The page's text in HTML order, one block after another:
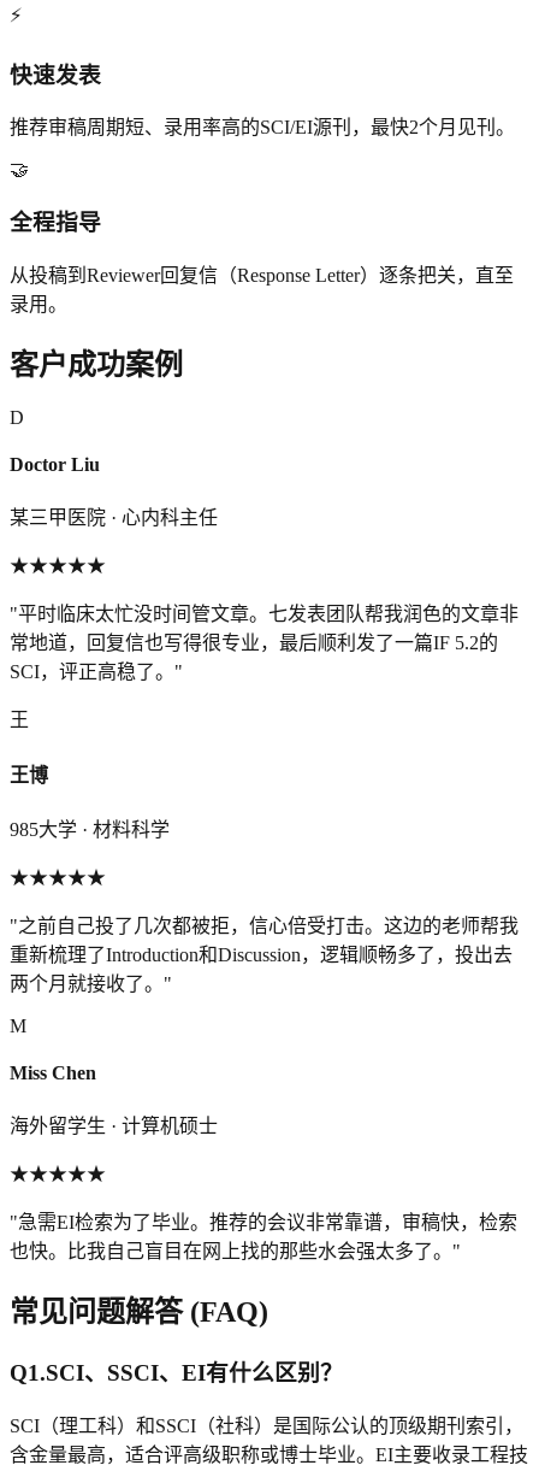
⚡
快速发表
推荐审稿周期短、录用率高的SCI/EI源刊，最快2个月见刊。
🤝
全程指导
从投稿到Reviewer回复信（Response Letter）逐条把关，直至
录用。
客户成功案例
D
Doctor Liu
某三甲医院 · 心内科主任
★★★★★
"平时临床太忙没时间管文章。七发表团队帮我润色的文章非
常地道，回复信也写得很专业，最后顺利发了一篇IF 5.2的
SCI，评正高稳了。 "
王
王博
985大学 · 材料科学
★★★★★
"之前自己投了几次都被拒，信心倍受打击。这边的老师帮我
重新梳理了Introduction和Discussion，逻辑顺畅多了，投出去
两个月就接收了。 "
M
Miss Chen
海外留学生 · 计算机硕士
★★★★★
"急需EI检索为了毕业。推荐的会议非常靠谱，审稿快，检索
也快。比我自己盲目在网上找的那些水会强太多了。 "
常见问题解答 (FAQ)
Q1.SCI、SSCI、EI有什么区别？
SCI（理工科）和SSCI（社科）是国际公认的顶级期刊索引，
含金量最高，适合评高级职称或博士毕业。EI主要收录工程技